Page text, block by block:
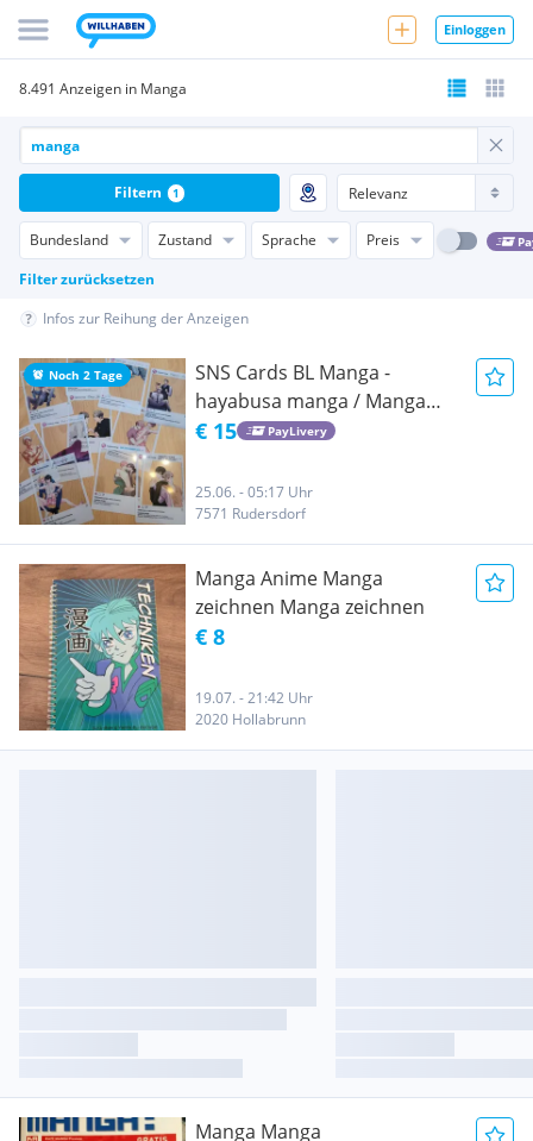
Einloggen
8.491 Anzeigen in Manga
Bundesland Zustand Sprache Preis
Filter zurücksetzen
Filtern 1
Infos zur Reihung der Anzeigen
Noch 2 Tage
SNS Cards BL Manga -
hayabusa manga / Manga
Sammlung / Manga
€ 15 PayLivery
25.06. - 05:17 Uhr
7571 Rudersdorf
Manga Anime Manga
zeichnen Manga zeichnen
€ 8
19.07. - 21:42 Uhr
2020 Hollabrunn
Manga Manga